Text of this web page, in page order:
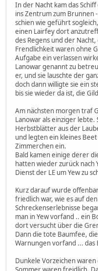
In der Nacht kam das
ins Zentrum zum Brunnen
schien wie geführt
einen Lairfey dort
des Regens und der
Frendlichkeit waren ohne
Aufgabe ein verlassen
Lanowar genannt zu
er, und sie lauschte der
doch dann willigte sie ein
bis sie wieder da ist, die
Am nächsten morgen traf
Lanowar als einziger lebte.
Herbstblätter aus der
und legten ein kleines
Zimmerchen ein.
Bald kamen einige derer
hatten wieder zurück nach
Dienst der LE um Yew zu
Kurz darauf wurde
friedlich war, wie es auf
Schreckenserlebnisse
man in Yew vorfand .. ein
dort versucht über die
Dann die tote Baumfee,
Warnungen vorfand ... das
Dunkele Vorzeichen